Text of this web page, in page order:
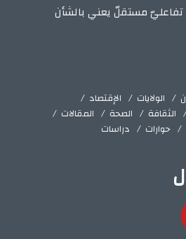
مستقلّ يعني بالشأن
الولايات
الإقتصاد
الثقافة الصحة
المقالات
حوارات دراسات